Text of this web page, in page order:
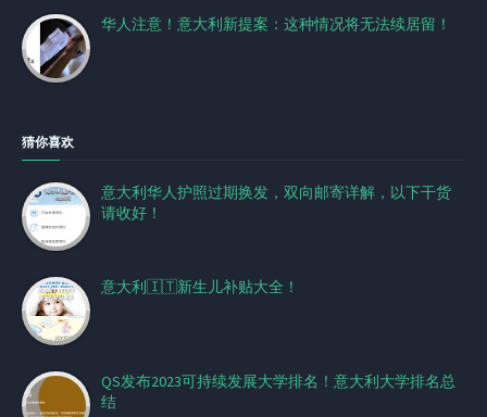
华人注意！意大利新提案：这种情况将无法续居留！
猜你喜欢
意大利华人护照过期换发，双向邮寄详解，以下干货
请收好！
意大利🇮🇹新生儿补贴大全！
QS发布2023可持续发展大学排名！意大利大学排名总
结